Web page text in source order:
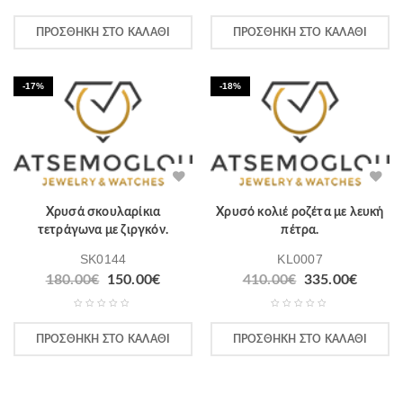
ΠΡΟΣΘΉΚΗ ΣΤΟ ΚΑΛΆΘΙ ΠΡΟΣΘΉΚΗ ΣΤΟ ΚΑΛΆΘΙ
-17%
Χρυσά σκουλαρίκια
τετράγωνα με ζιργκόν.
SK0144
180.00€ 150.00€
ΠΡΟΣΘΉΚΗ ΣΤΟ ΚΑΛΆΘΙ
-18%
Χρυσό κολιέ ροζέτα με λευκή
πέτρα.
KL0007
410.00€ 335.00€
ΠΡΟΣΘΉΚΗ ΣΤΟ ΚΑΛΆΘΙ